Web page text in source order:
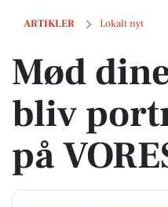
ARTIKLER Lokalt nyt
Mød dine naboer - bliv
Mød
bliv
på